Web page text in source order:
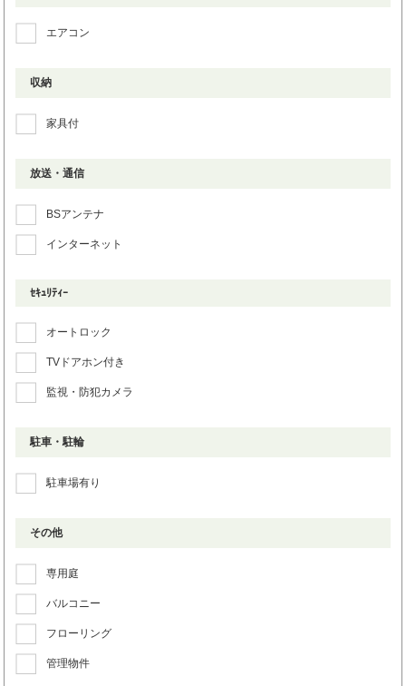
エアコン
収納
家具付
放送・通信
BSアンテナ
インターネット
ｾｷｭﾘﾃｨｰ
オートロック
TVドアホン付き
監視・防犯カメラ
駐車・駐輪
駐車場有り
その他
専用庭
バルコニー
フローリング
管理物件